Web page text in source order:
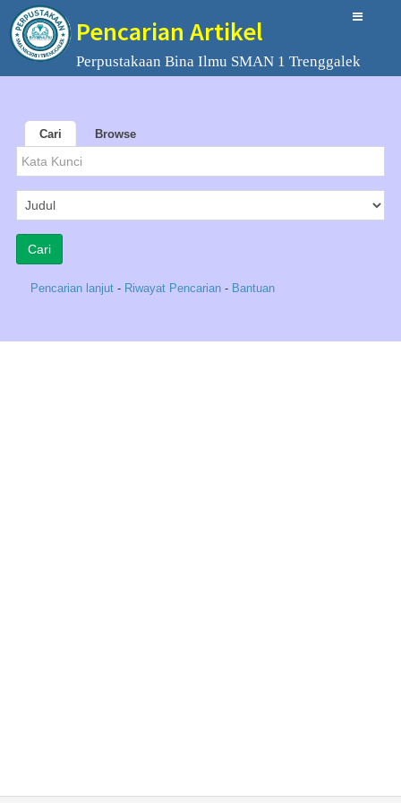
Pencarian Artikel
Perpustakaan Bina Ilmu SMAN 1 Trenggalek
Cari Browse
Pencarian lanjut - Riwayat Pencarian - Bantuan